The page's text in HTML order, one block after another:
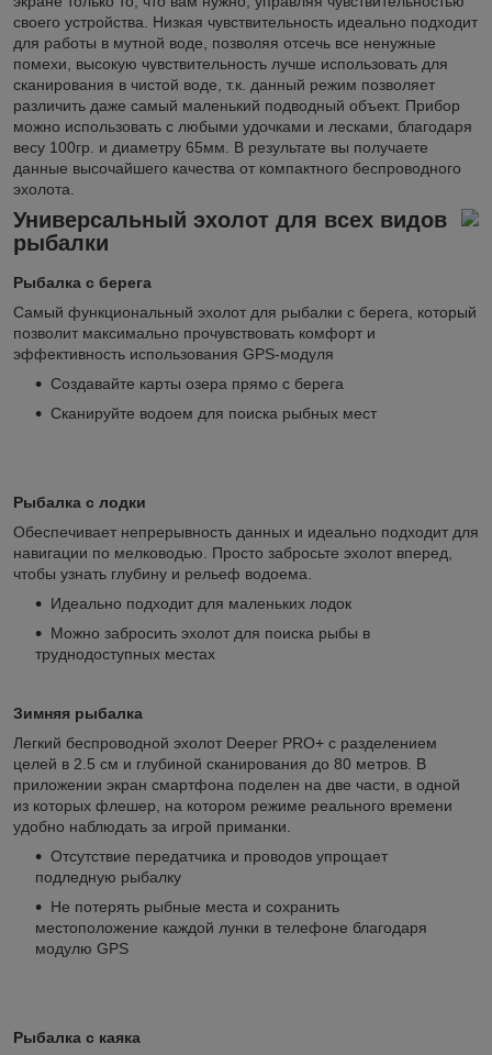
своего устройства. Низкая чувствительность идеально подходит
для работы в мутной воде, позволяя отсечь все ненужные
помехи, высокую чувствительность лучше использовать для
сканирования в чистой воде, т.к. данный режим позволяет
различить даже самый маленький подводный объект. Прибор
можно использовать с любыми удочками и лесками, благодаря
весу 100гр. и диаметру 65мм. В результате вы получаете
данные высочайшего качества от компактного беспроводного
эхолота.
Универсальный эхолот для всех видов
рыбалки
Рыбалка с берега
Самый функциональный эхолот для рыбалки с берега, который
позволит максимально прочувствовать комфорт и
эффективность использования GPS-модуля
Создавайте карты озера прямо с берега
Сканируйте водоем для поиска рыбных мест
Рыбалка с лодки
Обеспечивает непрерывность данных и идеально подходит для
навигации по мелководью. Просто забросьте эхолот вперед,
чтобы узнать глубину и рельеф водоема.
Идеально подходит для маленьких лодок
Можно забросить эхолот для поиска рыбы в
труднодоступных местах
Зимняя рыбалка
Легкий беспроводной эхолот Deeper PRO+ c разделением
целей в 2.5 см и глубиной сканирования до 80 метров. В
приложении экран смартфона поделен на две части, в одной
из которых флешер, на котором режиме реального времени
удобно наблюдать за игрой приманки.
Отсутствие передатчика и проводов упрощает
подледную рыбалку
Не потерять рыбные места и сохранить
местоположение каждой лунки в телефоне благодаря
модулю GPS
Рыбалка с каяка